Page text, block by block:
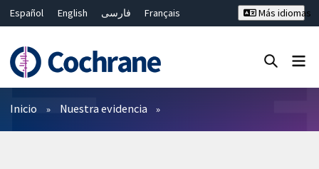
Español English فارسی
Français
Bahasa Malaysia
ไทย 繁體中文
Más idiomas
Filtros
Inicio Nuestra evidencia